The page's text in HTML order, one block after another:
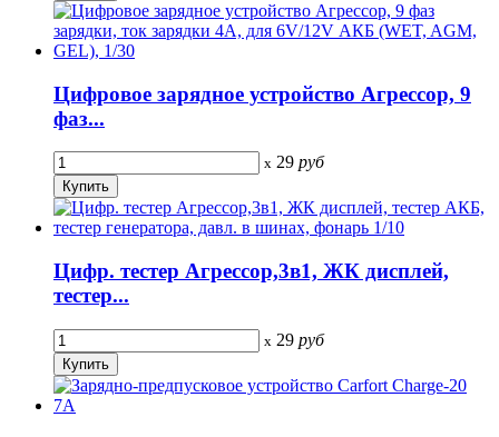
Цифровое зарядное устройство Агрессор, 9
фаз...
x 29 руб
Цифр. тестер Агрессор,3в1, ЖК дисплей,
тестер...
x 29 руб